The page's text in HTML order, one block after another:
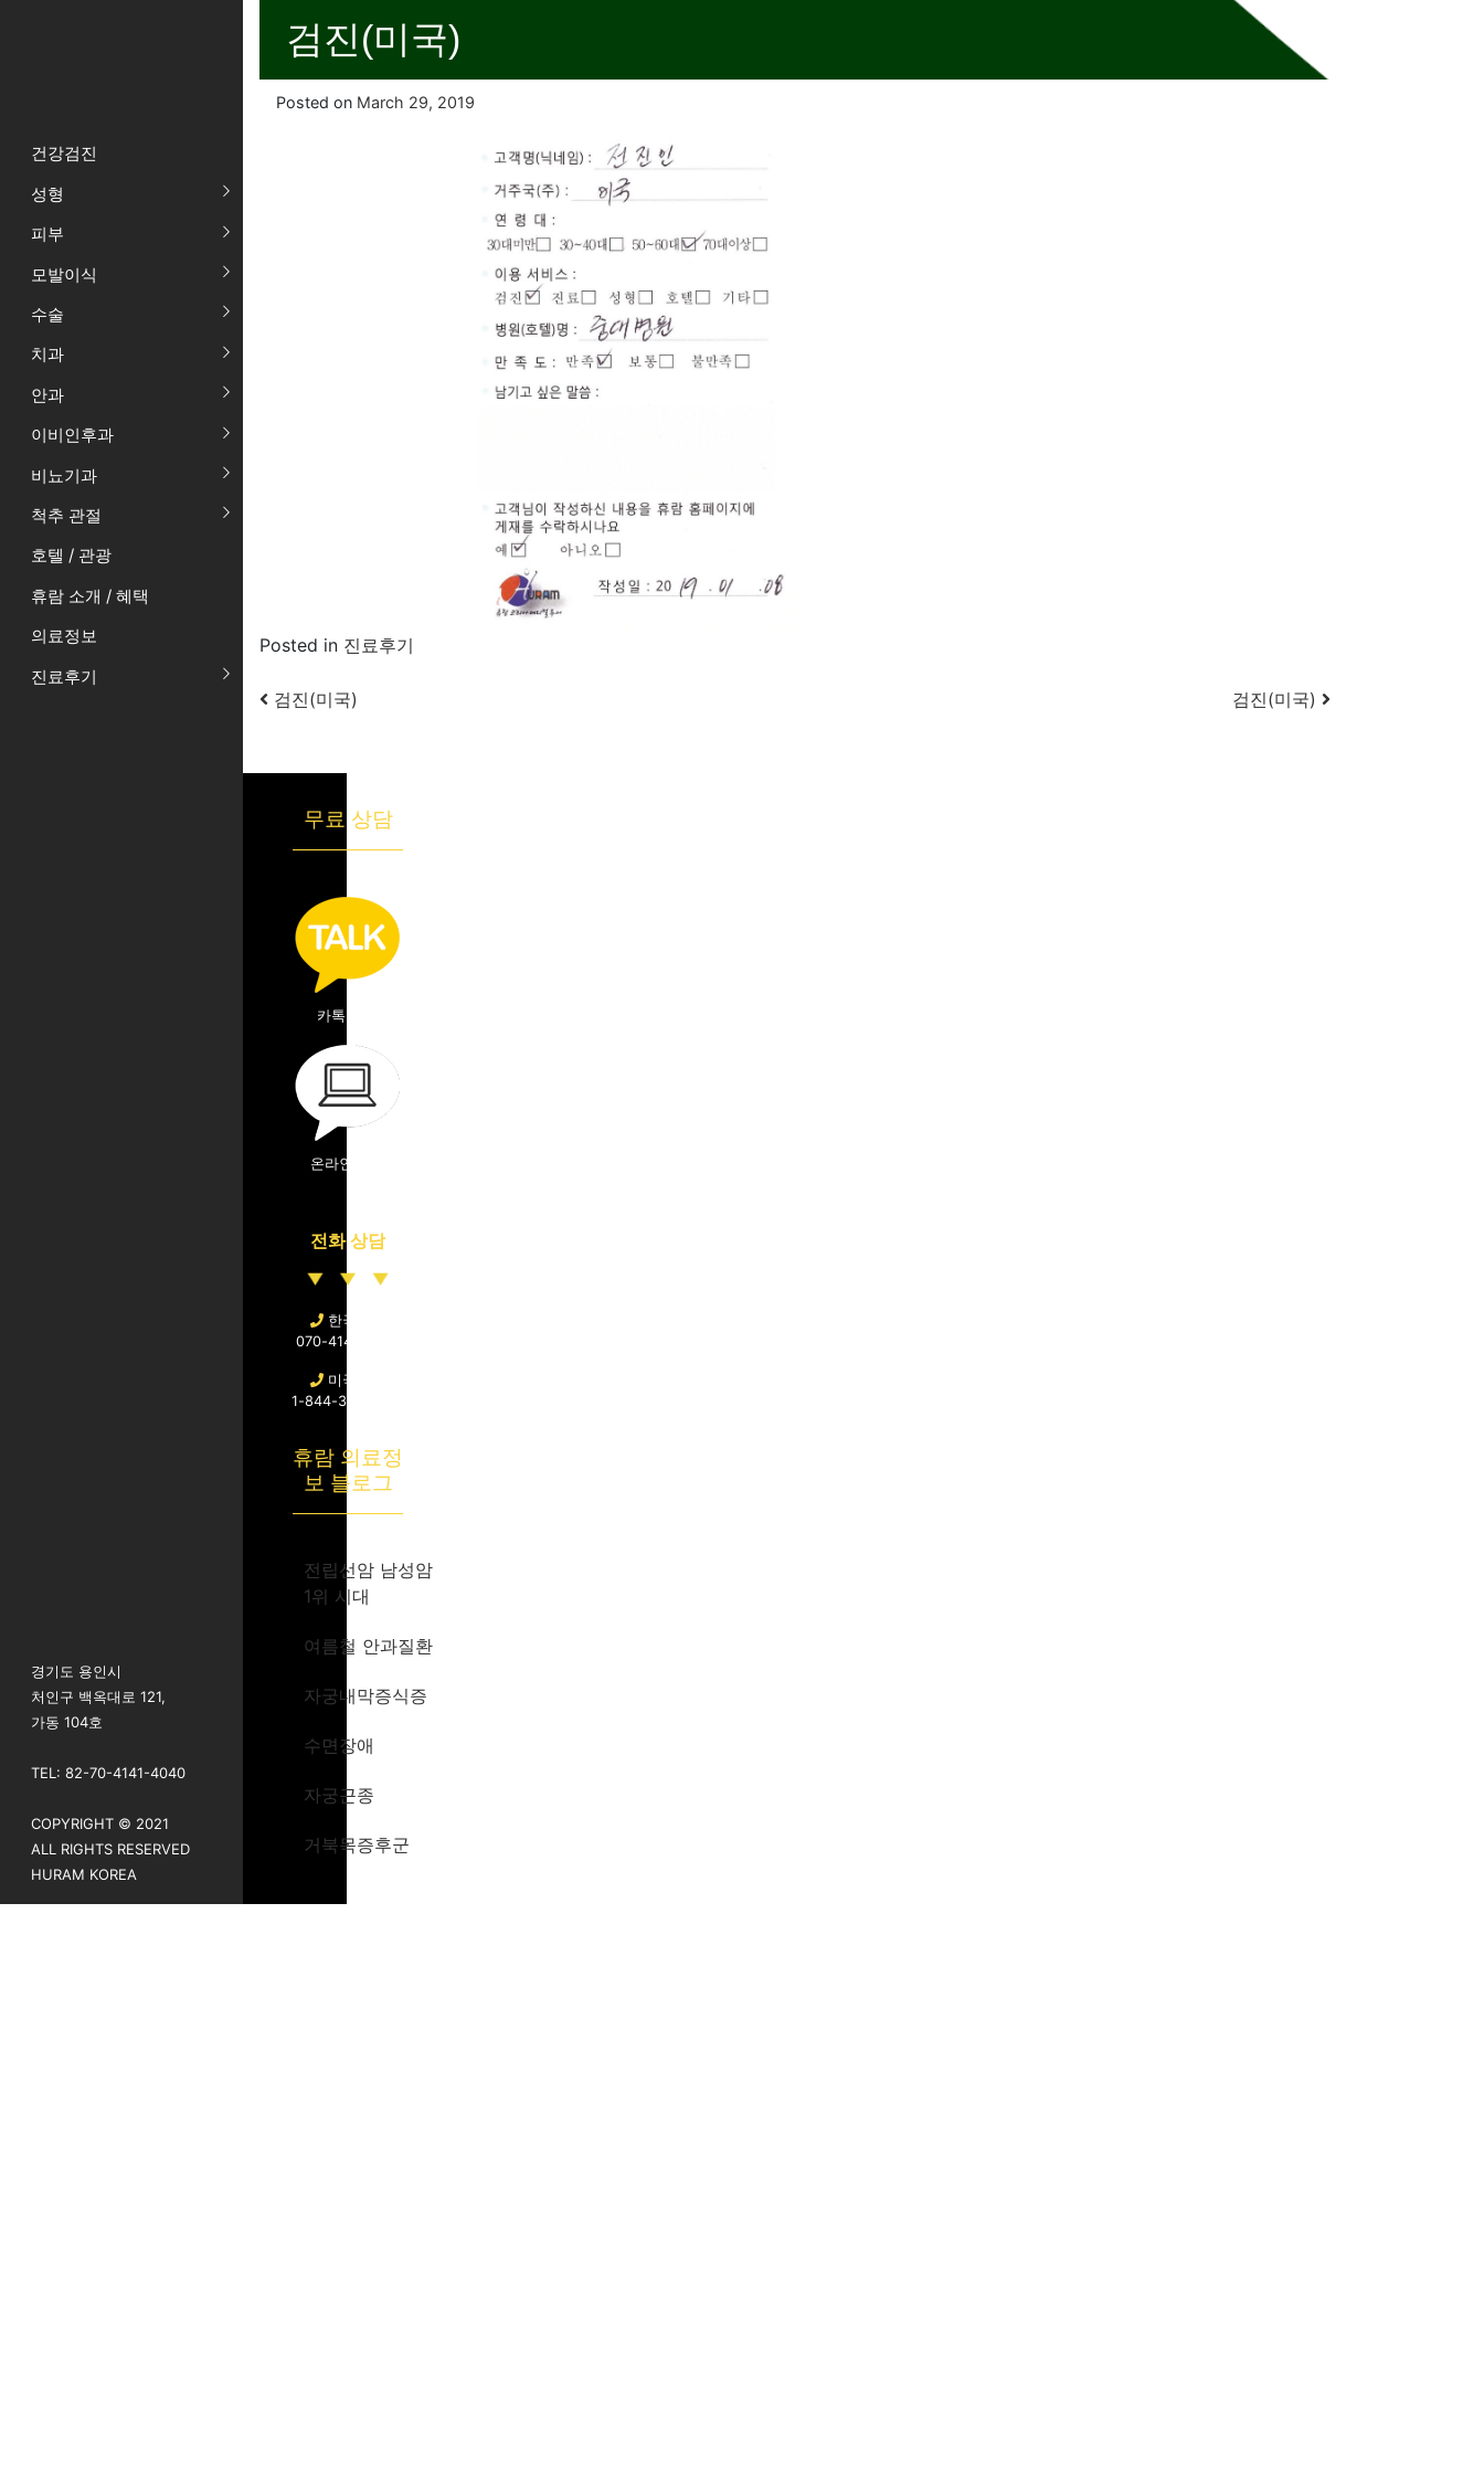
건강검진
성형
피부
모발이식
수술
치과
안과
이비인후과
비뇨기과
척추 관절
호텔 / 관광
휴람 소개 / 혜택
의료정보
진료후기
경기도 용인시
처인구 백옥대로 121,
가동 104호
TEL: 82-70-4141-4040
COPYRIGHT © 2021
ALL RIGHTS RESERVED
HURAM KOREA
검진(미국)
Posted on March 29, 2019
Posted in 진료후기
Post navigation
검진(미국) 검진(미국)
무료 상담
카톡 상담
온라인 상담
전화 상담
한국직통
070-4141-4040
미국문의
1-844-364-8726
휴람 의료정
보 블로그
전립선암 남성암
1위 시대
여름철 안과질환
자궁내막증식증
수면장애
자궁근종
거북목증후군